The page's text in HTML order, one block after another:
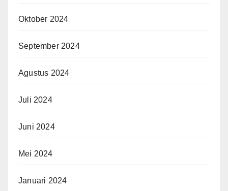
Oktober 2024
September 2024
Agustus 2024
Juli 2024
Juni 2024
Mei 2024
Januari 2024